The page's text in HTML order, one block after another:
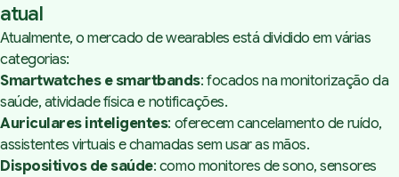
atual
Atualmente, o mercado de wearables está dividido em várias
categorias:
Smartwatches e smartbands: focados na monitorização da
saúde, atividade física e notificações.
Auriculares inteligentes: oferecem cancelamento de ruído,
assistentes virtuais e chamadas sem usar as mãos.
Dispositivos de saúde: como monitores de sono, sensores